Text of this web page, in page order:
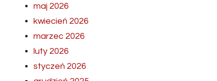
maj 2026
kwiecień 2026
marzec 2026
luty 2026
styczeń 2026